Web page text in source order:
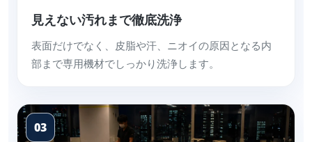
見えない汚れまで徹底洗浄
表面だけでなく、皮脂や汗、ニオイの原因となる内
部まで専用機材でしっかり洗浄します。
03